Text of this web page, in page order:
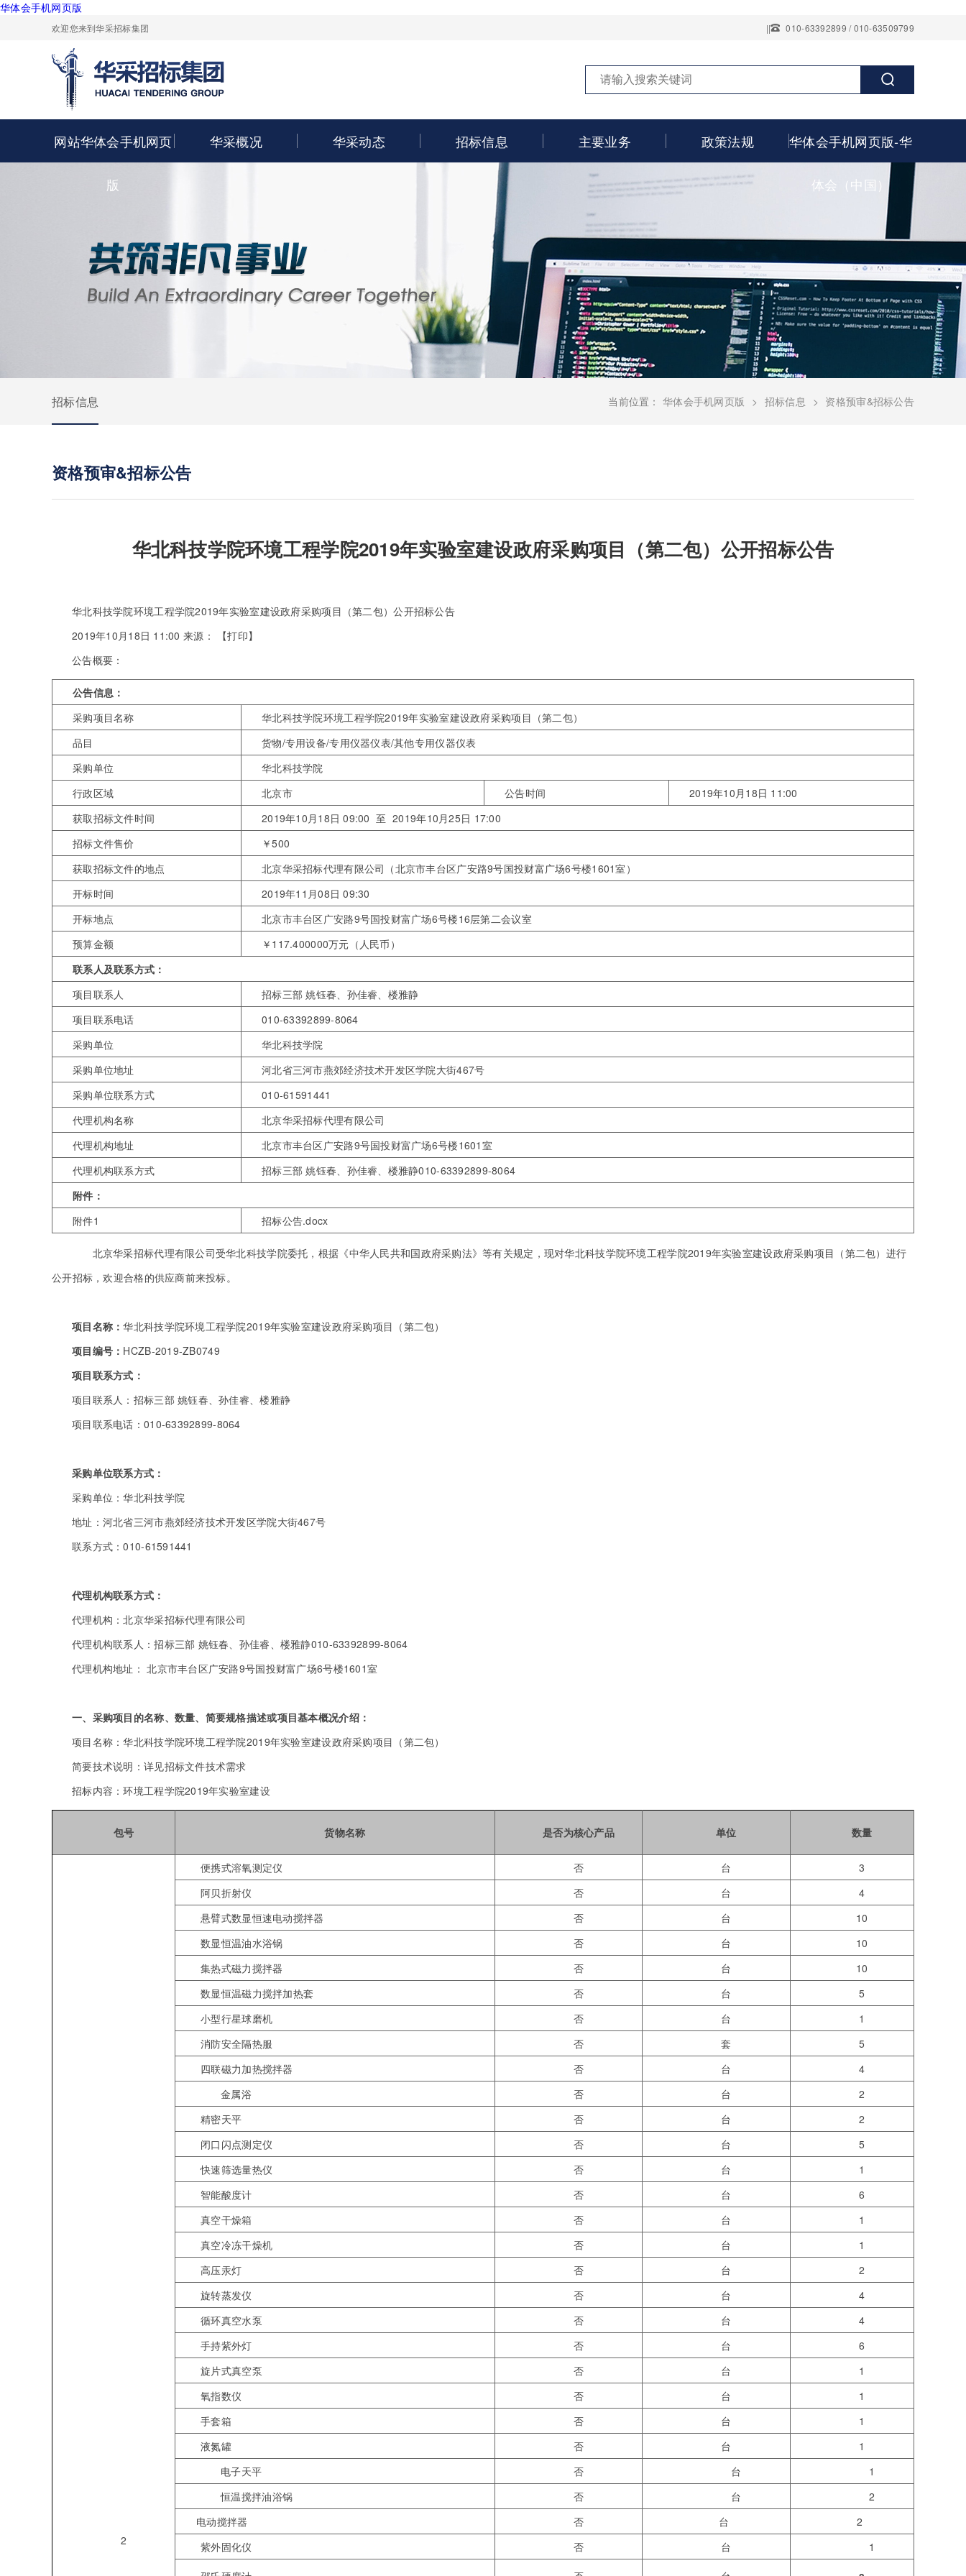
华体会手机网页版
欢迎您来到华采招标集团 || 010-63392899 / 010-63509799
网站华体会手机网页
版
华采概况 华采动态 招标信息 主要业务 政策法规 华体会手机网页版-华
体会（中国）
招标信息 当前位置： 华体会手机网页版 招标信息 资格预审&招标公告
资格预审&招标公告
华北科技学院环境工程学院2019年实验室建设政府采购项目（第二包）公开招标公告
华北科技学院环境工程学院2019年实验室建设政府采购项目（第二包）公开招标公告
2019年10月18日 11:00 来源： 【打印】
公告概要：
公告信息：
采购项目名称
华北科技学院环境工程学院2019年实验室建设政府采购项目（第二包）
品目
货物/专用设备/专用仪器仪表/其他专用仪器仪表
采购单位
华北科技学院
行政区域
北京市 公告时间
2019年10月18日 11:00
获取招标文件时间
2019年10月18日 09:00 至 2019年10月25日 17:00
招标文件售价
￥500
获取招标文件的地点
北京华采招标代理有限公司（北京市丰台区广安路9号国投财富广场6号楼1601室）
开标时间
2019年11月08日 09:30
开标地点
北京市丰台区广安路9号国投财富广场6号楼16层第二会议室
预算金额
￥117.400000万元（人民币）
联系人及联系方式：
项目联系人
招标三部 姚钰春、孙佳睿、楼雅静
项目联系电话
010-63392899-8064
采购单位
华北科技学院
采购单位地址
河北省三河市燕郊经济技术开发区学院大街467号
采购单位联系方式
010-61591441
代理机构名称
北京华采招标代理有限公司
代理机构地址
北京市丰台区广安路9号国投财富广场6号楼1601室
代理机构联系方式
招标三部 姚钰春、孙佳睿、楼雅静010-63392899-8064
附件：
附件1
招标公告.docx
北京华采招标代理有限公司受华北科技学院委托，根据《中华人民共和国政府采购法》等有关规定，现对华北科技学院环境工程学院2019年实验室建设政府采购项目（第二包）进行
公开招标，欢迎合格的供应商前来投标。
项目名称：华北科技学院环境工程学院2019年实验室建设政府采购项目（第二包）
项目编号： HCZB-2019-ZB0749
项目联系方式：
项目联系人：招标三部 姚钰春、孙佳睿、楼雅静
项目联系电话：010-63392899-8064
采购单位联系方式：
采购单位：华北科技学院
地址：河北省三河市燕郊经济技术开发区学院大街467号
联系方式：010-61591441
代理机构联系方式：
代理机构：北京华采招标代理有限公司
代理机构联系人：招标三部 姚钰春、孙佳睿、楼雅静010-63392899-8064
代理机构地址： 北京市丰台区广安路9号国投财富广场6号楼1601室
一、采购项目的名称、数量、简要规格描述或项目基本概况介绍：
项目名称：华北科技学院环境工程学院2019年实验室建设政府采购项目（第二包）
简要技术说明：详见招标文件技术需求
招标内容：环境工程学院2019年实验室建设
包号 货物名称 是否为核心产品 单位 数量
2
便携式溶氧测定仪 否 台
3
阿贝折射仪
否 台
4
悬臂式数显恒速电动搅拌器
否 台
10
数显恒温油水浴锅
否 台
10
集热式磁力搅拌器
否 台
10
数显恒温磁力搅拌加热套
否 台
5
小型行星球磨机
否 台
1
消防安全隔热服
否 套
5
四联磁力加热搅拌器
否 台
4
金属浴
否 台
2
精密天平
否 台
2
闭口闪点测定仪
否 台
5
快速筛选量热仪
否 台
1
智能酸度计
否 台
6
真空干燥箱
否 台
1
真空冷冻干燥机
否 台
1
高压汞灯
否 台
2
旋转蒸发仪
否 台
4
循环真空水泵
否 台
4
手持紫外灯
否 台
6
旋片式真空泵
否 台
1
氧指数仪
否 台
1
手套箱
否 台
1
液氮罐
否 台
1
电子天平
否 台
1
恒温搅拌油浴锅
否 台
2
电动搅拌器
否 台
2
紫外固化仪
否 台 1